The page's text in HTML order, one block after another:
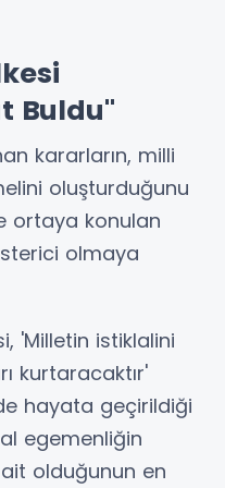
Buldu"
kararların, milli
oluşturduğunu
ortaya konulan
olmaya
'Milletin istiklalini
kurtaracaktır'
hayata geçirildiği
egemenliğin
ait olduğunun en